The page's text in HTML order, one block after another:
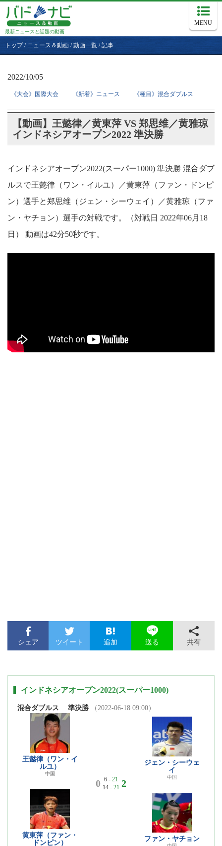
最新ニュースと話題の動画
MENU
トップ/ ニュース＆動画 /動画一覧 /記事
2022/10/05
《大会》国際大会 《新着》ニュース 《種目》混合ダブルス
【動画】王懿律／黄東萍 VS 郑思维／黄雅琼
インドネシアオープン2022 準決勝
インドネシアオープン2022(スーパー1000) 準決勝 混合ダブ
ルスで王懿律（ワン・イルユ）／黄東萍（ファン・ドンピ
ン）選手と郑思维（ジェン・シーウェイ）／黄雅琼（ファ
ン・ヤチョン）選手の対戦です。（対戦日 2022年06月18
日） 動画は42分50秒です。
シェア ツイート 追加 送る 共有
インドネシアオープン2022(スーパー1000)
混合ダブルス 準決勝 （2022-06-18 09:00）
王懿律（ワン・イ
ルユ）
中国
黄東萍（ファン・
ドンピン）
0 6 - 21
14 - 21 2
ジェン・シーウェ
イ
中国
ファン・ヤチョン